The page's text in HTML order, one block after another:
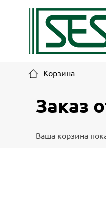
Москва, ул.
Корзина
Заказ
Ваша корзина